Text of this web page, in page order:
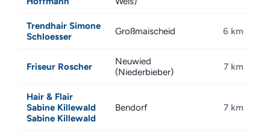
Trendhair Simone
Schloesser
Großmaischeid 6 km
Friseur Roscher
Neuwied
(Niederbieber)
7 km
Hair & Flair
Sabine Killewald
Sabine Killewald
Bendorf 7 km